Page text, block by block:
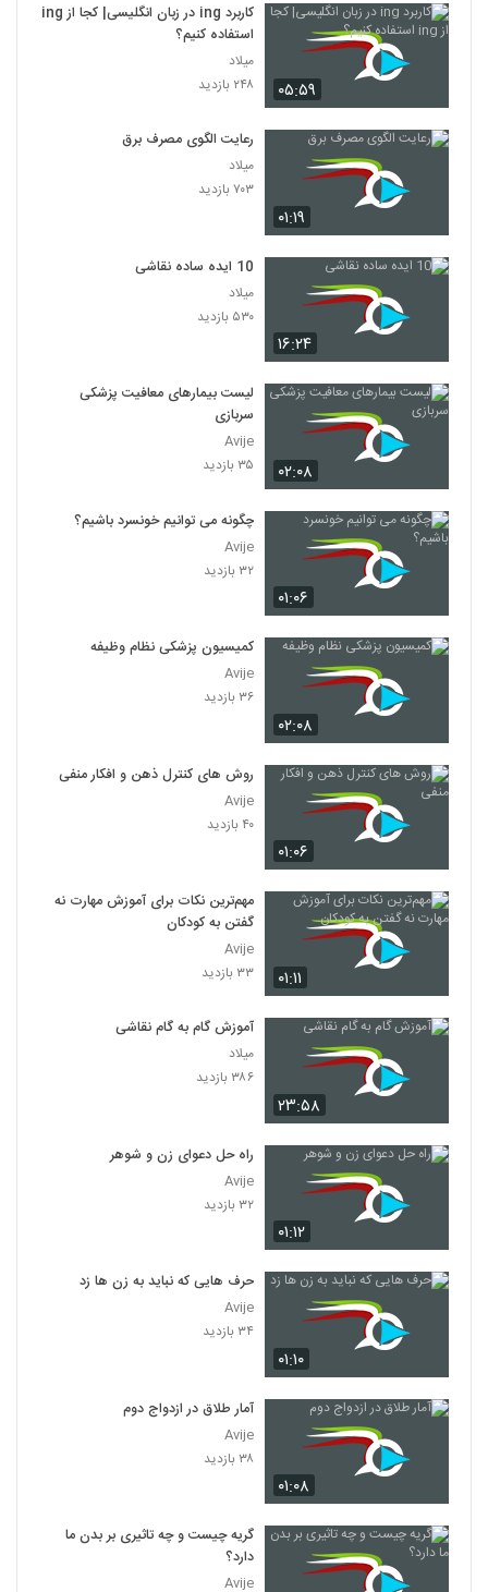
۰۵:۵۹
کاربرد ing در زبان انگلیسی| کجا از ing
استفاده کنیم؟
میلاد
۲۴۸ بازدید
۰۱:۱۹
رعایت الگوی مصرف برق
میلاد
۷۰۳ بازدید
۱۶:۲۴
10 ایده ساده نقاشی
میلاد
۵۳۰ بازدید
۰۲:۰۸
لیست بیمارهای معافیت پزشکی
سربازی
Avije
۳۵ بازدید
۰۱:۰۶
چگونه می توانیم خونسرد باشیم؟
Avije
۳۲ بازدید
۰۲:۰۸
کمیسیون پزشکی نظام وظیفه
Avije
۳۶ بازدید
۰۱:۰۶
روش های کنترل ذهن و افکار منفی
Avije
۴۰ بازدید
۰۱:۱۱
مهم‌ترین نکات برای آموزش مهارت نه
گفتن به کودکان
Avije
۳۳ بازدید
۲۳:۵۸
آموزش گام به گام نقاشی
میلاد
۳۸۶ بازدید
۰۱:۱۲
راه حل دعوای زن و شوهر
Avije
۳۲ بازدید
۰۱:۱۰
حرف هایی که نباید به زن ها زد
Avije
۳۴ بازدید
۰۱:۰۸
آمار طلاق در ازدواج دوم
Avije
۳۸ بازدید
گریه چیست و چه تاثیری بر بدن ما
دارد؟
Avije